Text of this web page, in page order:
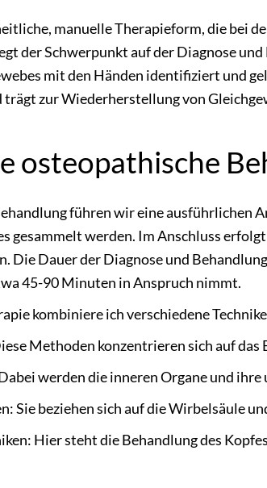
manuelle Therapieform, die bei
der Schwerpunkt auf der Diagnose
mit den Händen identifiziert und
trägt zur Wiederherstellung von
osteopathische
führen wir eine ausführlichen
gesammelt werden. Im Anschluss
Die Dauer der Diagnose und
45-90 Minuten in Anspruch nimmt.
kombiniere ich verschiedene
Methoden konzentrieren sich auf
werden die inneren Organe und
Sie beziehen sich auf die Wirbelsäule
Hier steht die Behandlung des